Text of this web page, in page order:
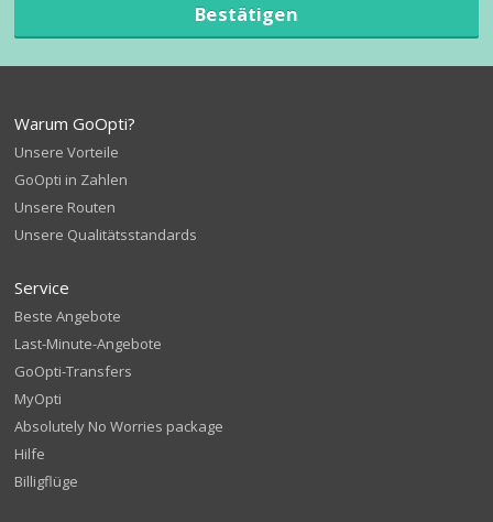
Bestätigen
Warum GoOpti?
Unsere Vorteile
GoOpti in Zahlen
Unsere Routen
Unsere Qualitätsstandards
Service
Beste Angebote
Last-Minute-Angebote
GoOpti-Transfers
MyOpti
Absolutely No Worries package
Hilfe
Billigflüge